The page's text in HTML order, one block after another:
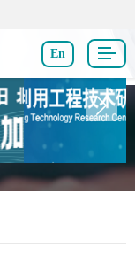
En